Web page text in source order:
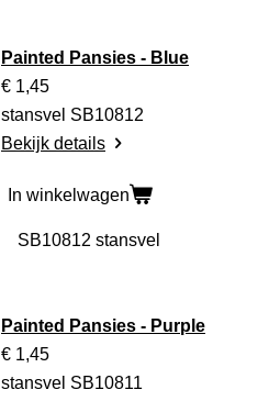
Painted Pansies - Blue
€ 1,45
stansvel SB10812
Bekijk details
In winkelwagen
Painted Pansies - Purple
€ 1,45
stansvel SB10811